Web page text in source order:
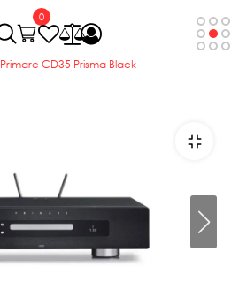
0
Primare CD35 Prisma Black